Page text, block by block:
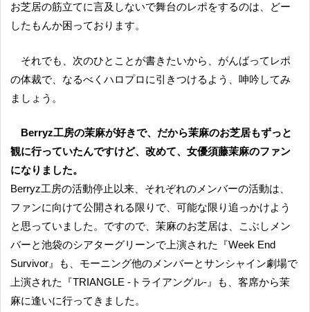
お芝居の筋立てに言及しないで舞台のレポをするのは、どー
したもんか困っております。
それでも、次のひとことが書きたいから、がんばってレポ
の体裁で、なるべくハロプロに引きつけるよう、呻吟してみ
ましょう。
Berryz工房の茉麻が好きで、だから茉麻のお芝居もずっと
観に行っていたんですけど、改めて、女優須藤茉麻のファン
になりました。
Berryz工房の活動停止以来、それぞれのメンバーの活動は、
ファンに向けて公開される限りで、可能な限り追っかけよう
と思っていました。ですので、茉麻のお芝居は、こぶしメン
バーと池袋のシアターグリーンで上演された『Week End
Survivor』も、モーニング他のメンバーとサンシャイン劇場で
上演された『TRIANGLE -トライアングル-』も、客席から茉
麻に逢いに行ってきました。